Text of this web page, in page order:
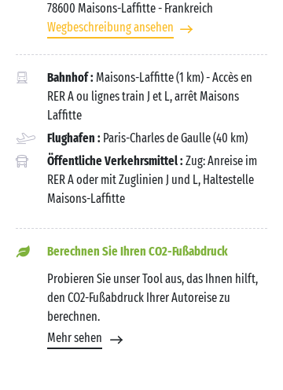
78600 Maisons-Laffitte- Frankreich
Wegbeschreibung ansehen
Bahnhof : Maisons-Laffitte (1 km) - Accès en
RER A ou lignes train J et L, arrêt Maisons
Laffitte
Flughafen : Paris-Charles de Gaulle (40 km)
Öffentliche Verkehrsmittel : Zug: Anreise im
RER A oder mit Zuglinien J und L, Haltestelle
Maisons-Laffitte
Berechnen Sie Ihren CO2-Fußabdruck
Probieren Sie unser Tool aus, das Ihnen hilft,
den CO2-Fußabdruck Ihrer Autoreise zu
berechnen.
Mehr sehen